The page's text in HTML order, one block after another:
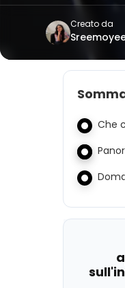
Creato da
Che